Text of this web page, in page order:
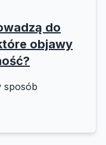
do
objawy
sposób